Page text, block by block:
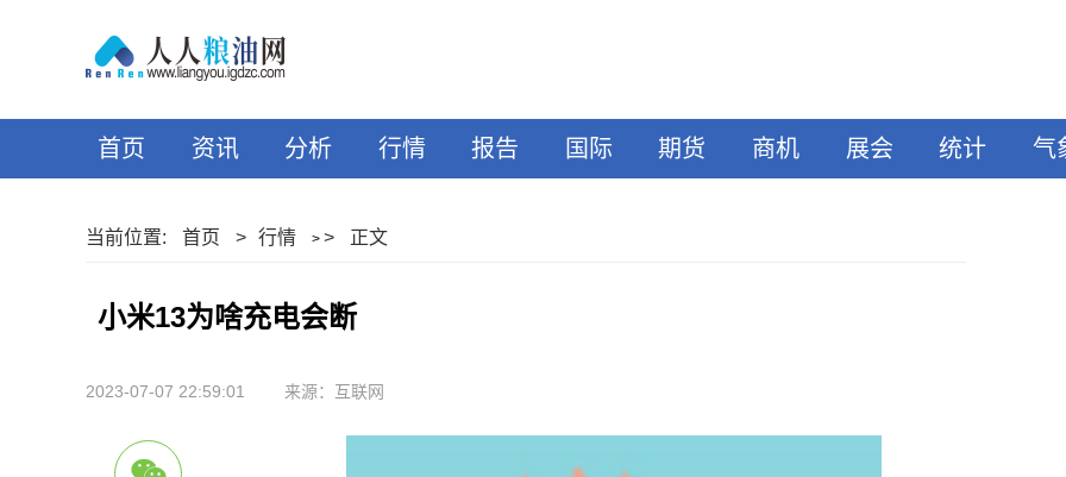
首页 资讯 分析 行情 报告 国际 期货 商机 展会 统计 气
当前位置: 首页 > 行情 > > 正文
小米13为啥充电会断
2023-07-07 22:59:01 来源：互联网